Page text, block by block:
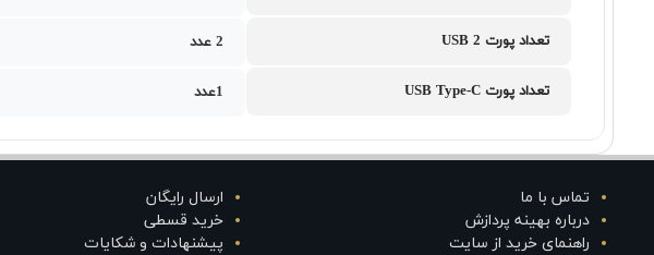
تعداد پورت USB 2 2 عدد
تعداد پورت USB Type-C 1عدد
تماس با ما
درباره بهینه پردازش
راهنمای خرید از سایت
ارسال رایگان
خرید قسطی
پیشنهادات و شکایات